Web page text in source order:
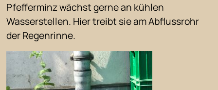
Pfefferminz wächst gerne an kühlen
Wasserstellen. Hier treibt sie am Abflussrohr
der Regenrinne.